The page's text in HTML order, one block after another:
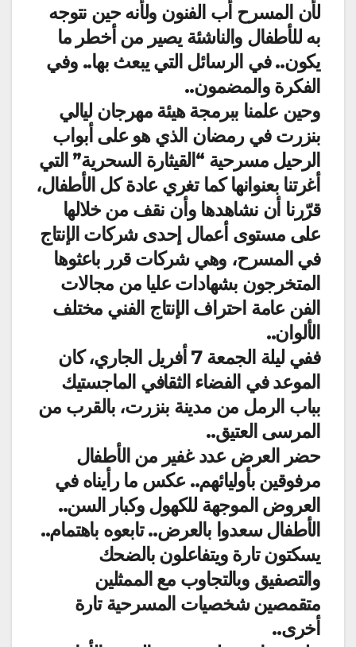
لأن المسرح أب الفنون ولأنه حين نتوجه
به للأطفال والناشئة يصير من أخطر ما
يكون.. في الرسائل التي يبعث بها.. وفي
الفكرة والمضمون..
وحين علمنا ببرمجة هيئة مهرجان ليالي
بنزرت في رمضان الذي هو على أبواب
الرحيل مسرحية “القيثارة السحرية” التي
أغرتنا بعنوانها كما تغري عادة كل الأطفال،
قرّرنا أن نشاهدها وأن نقف من خلالها
على مستوى أعمال إحدى شركات الإنتاج
في المسرح، وهي شركات قرر باعثوها
المتخرجون بشهادات عليا من مجالات
الفن عامة احتراف الإنتاج الفني مختلف
الألوان..
ففي ليلة الجمعة 7 أفريل الجاري، كان
الموعد في الفضاء الثقافي الماجستيك
بباب الرمل من مدينة بنزرت، بالقرب من
المرسى العتيق..
حضر العرض عدد غفير من الأطفال
مرفوقين بأوليائهم.. عكس ما رأيناه في
العروض الموجهة للكهول وكبار السن..
الأطفال سعدوا بالعرض.. تابعوه باهتمام..
يسكتون تارة ويتفاعلون بالضحك
والتصفيق وبالتجاوب مع الممثلين
متقمصين شخصيات المسرحية تارة
أخرى..